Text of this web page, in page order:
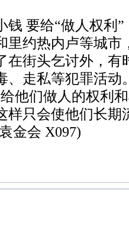
要给“做人权利”
约热内卢等城市
在街头乞讨外，有
、走私等犯罪活动
他们做人的权利
样只会使他们长期
金会 X097)